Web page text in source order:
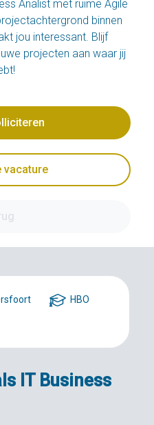
Analist met ruime Agile
binnen
jou interessant. Blijf
projecten aan waar jij
vacature
HBO
IT Business